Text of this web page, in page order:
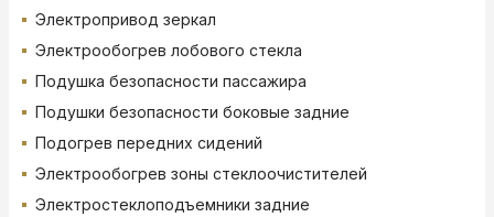
Электропривод зеркал
Электрообогрев лобового стекла
Подушка безопасности пассажира
Подушки безопасности боковые задние
Подогрев передних сидений
Электрообогрев зоны стеклоочистителей
Электростеклоподъемники задние